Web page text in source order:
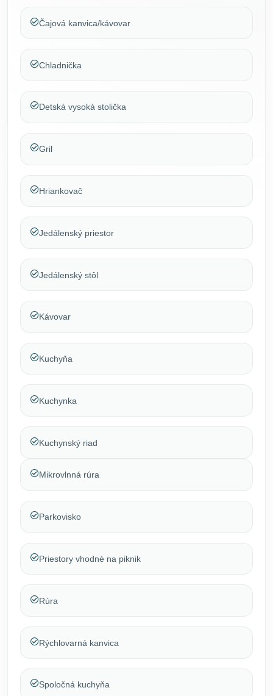
Čajová kanvica/kávovar
Chladnička
Detská vysoká stolička
Gril
Hriankovač
Jedálenský priestor
Jedálenský stôl
Kávovar
Kuchyňa
Kuchynka
Kuchynský riad
Mikrovlnná rúra
Parkovisko
Priestory vhodné na piknik
Rúra
Rýchlovarná kanvica
Spoločná kuchyňa